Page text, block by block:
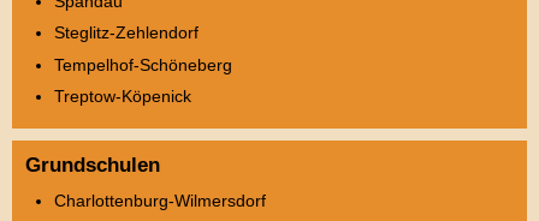
Steglitz-Zehlendorf
Tempelhof-Schöneberg
Treptow-Köpenick
Grundschulen
Charlottenburg-Wilmersdorf